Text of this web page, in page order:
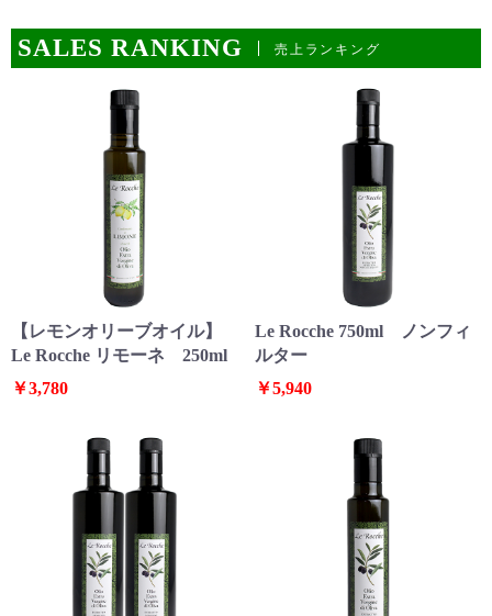
お買い物を続ける カートへ進む
SALES RANKING 売上ランキング
【レモンオリーブオイル】
Le Rocche リモーネ 250ml
￥3,780
Le Rocche 750ml ノンフィ
ルター
￥5,940